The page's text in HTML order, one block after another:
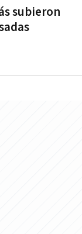
subieron